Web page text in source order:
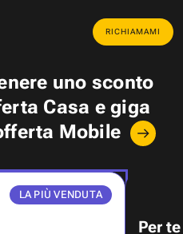
RICHIAMAMI
uno sconto
Casa egiga
Mobile
LA PIÙ VENDUTA
Per